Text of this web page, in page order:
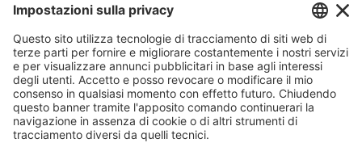
CONTATTI
Edi.Ermes srl
Viale E. Forlanini, 21 - 20134, Milano
(+39)027021121
E-mail:eeinfo@eenet.it